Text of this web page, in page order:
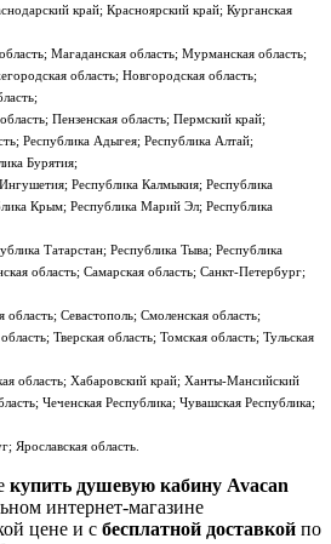
край; Красноярский край; Курганская
Магаданская область; Мурманская область;
область; Новгородская область;
Пензенская область; Пермский край;
Республика Адыгея; Республика Алтай;
Бурятия;
Республика Калмыкия; Республика
Крым; Республика Марий Эл; Республика
Татарстан; Республика Тыва; Республика
область; Самарская область; Санкт-Петербург;
область; Севастополь; Смоленская область;
Тверская область; Томская область; Тульская
область; Хабаровский край; Ханты-Мансийский
Чеченская Республика; Чувашская Республика;
Ярославская область.
купить душевую кабину Avacan
интернет-магазине
цене и с бесплатной доставкой по